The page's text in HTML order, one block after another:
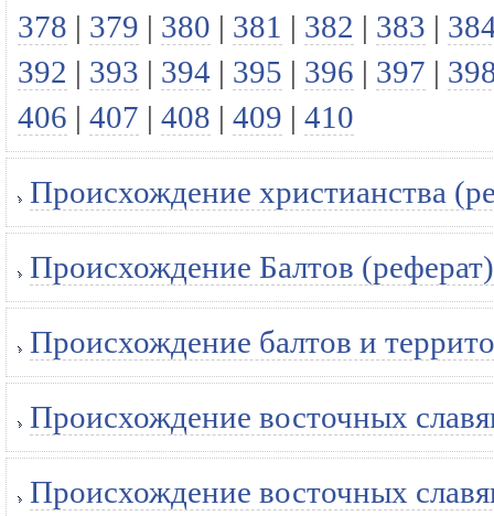
378 | 379 | 380 | 381 | 382 | 383 |
392 | 393 | 394 | 395 | 396 | 397 |
406 | 407 | 408 | 409 | 410
Происхождение христианства
Происхождение Балтов (реферат)
Происхождение балтов и
Происхождение восточных
Происхождение восточных